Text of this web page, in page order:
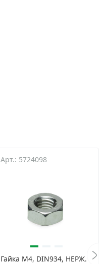
Арт.: 5724098
Гайка М4, DIN934, НЕРЖ.